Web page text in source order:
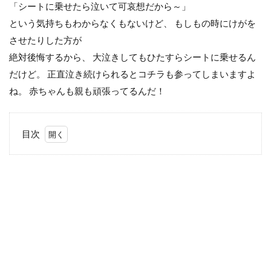
「シートに乗せたら泣いて可哀想だから～」
という気持ちもわからなくもないけど、 もしもの時にけがを
させたりした方が
絶対後悔するから、 大泣きしてもひたすらシートに乗せるん
だけど。 正直泣き続けられるとコチラも参ってしまいますよ
ね。 赤ちゃんも親も頑張ってるんだ！
目次